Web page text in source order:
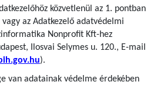
közvetlenül az 1. pontban
az Adatkezelő adatvédelmi
Nonprofit Kft-hez
Ilosvai Selymes u. 120., E-mail
).
van adatainak védelme érdekében